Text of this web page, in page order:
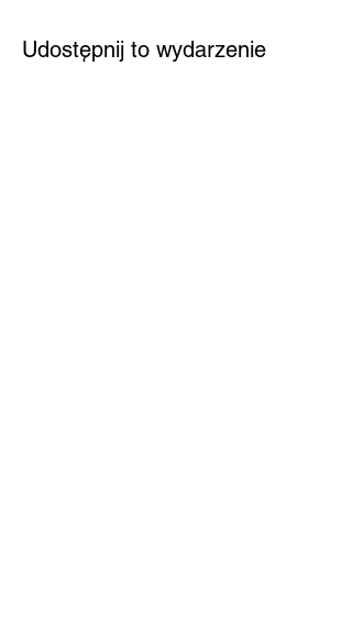
Udostępnij to wydarzenie